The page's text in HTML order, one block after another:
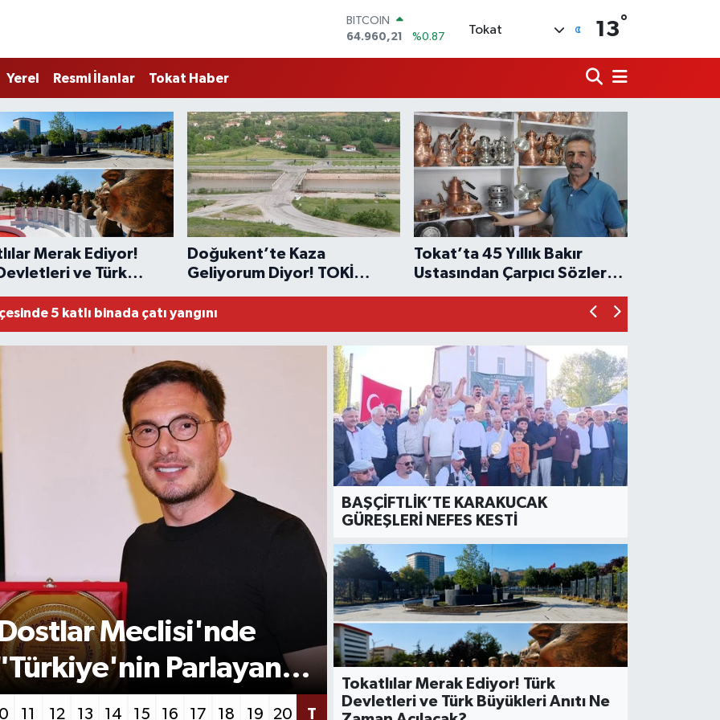
DOLAR
47,7436
%0.18
64,4811
%0.38
GRAM ALTIN
6660.55
%0.03
BİST100
13.779
%-14
BITCOIN
64.960,21
%0.87
Tokat 13°
Yerel Resmi İlanlar Tokat Haber
Merak Ediyor!
ve Türk
Doğukent’te Kaza
Geliyorum Diyor! TOKİ
Bekliyor
Tokat’ta 45 Yıllık Bakır
Ustasından Çarpıcı Sözler:
Yapacak Kimse Kalmayacak”
KENTSEL DÖNÜŞÜM İÇİN MİMARİ ÇALIŞTAY TAMAMLANDI
telefon dolandırıcılarının mağduru oldu
dolandırıcılık girişimini engelledi
5 katlı binada çatı yangını
Atölyeleri Lise Yaz
Töreniyle Sona
SPOR
Turhal 60 Futbol Spor
Profesyonelliğe Geçiş
11 12 13 14 15 16 17 18 19 20 T
BAŞÇİFTLİK’TE KARAKUCAK
GÜREŞLERİ NEFES KESTİ
Tokatlılar Merak Ediyor! Türk
Devletleri ve Türk Büyükleri Anıtı Ne